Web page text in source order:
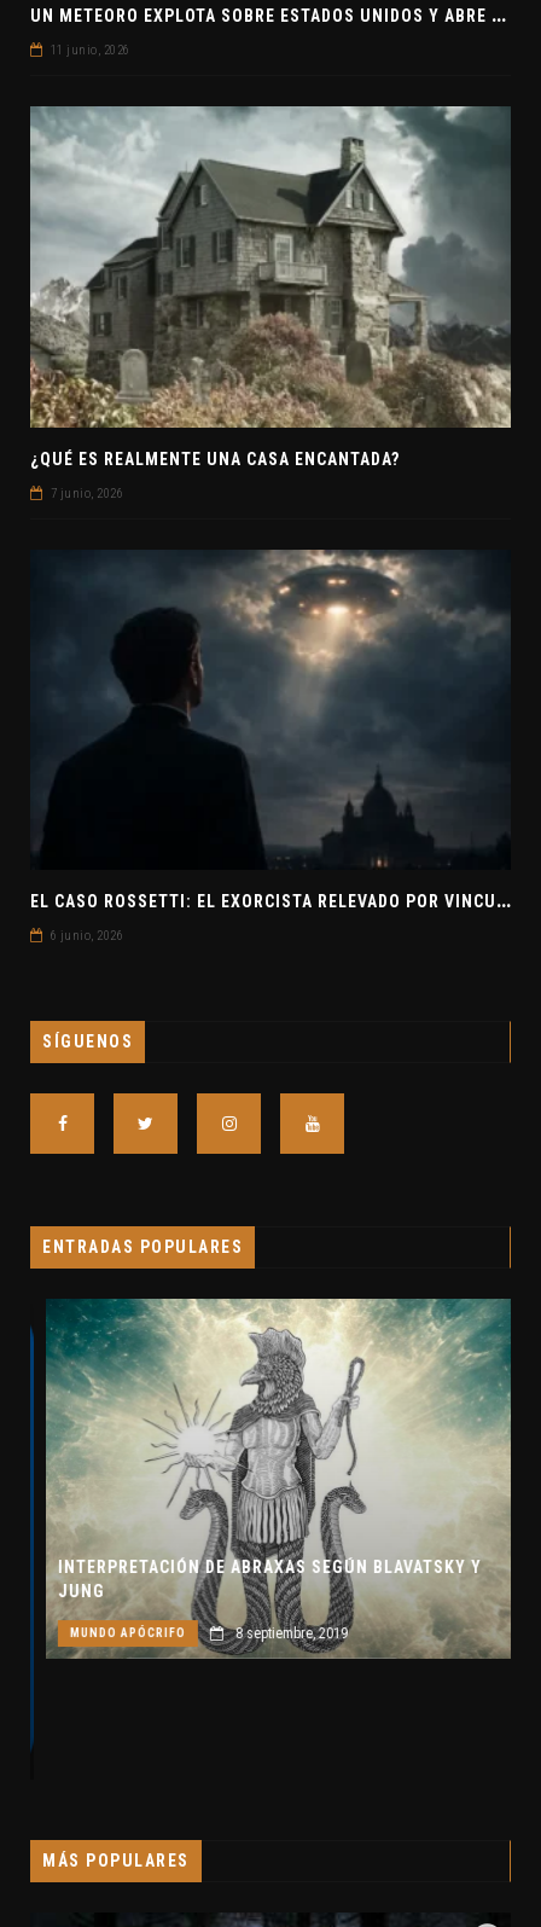
U
N METEORO EXPLOTA SOBRE ESTADOS UNIDOS Y ABRE LA PISTA DE POLAR-IM, UN POSIBLE VISITANTE INTERESTELAR
11 junio, 2026
¿QUÉ ES REALMENTE UNA CASA ENCANTADA?
7 junio, 2026
E
L CASO ROSSETTI: EL EXORCISTA RELEVADO POR VINCULAR OVNIS Y DEMONIOS
6 junio, 2026
SÍGUENOS
ENTRADAS POPULARES
INTERPRETACIÓN DE ABRAXAS SEGÚN BLAVATSKY Y
JUNG
MUNDO APÓCRIFO 8 septiembre, 2019
MÁS POPULARES